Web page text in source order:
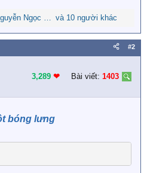
Ngọc Nguyên , Mạnh Thăng
và 10 người khác
#2
3,289 ❤︎ Bài viết: 1403
bóng lưng